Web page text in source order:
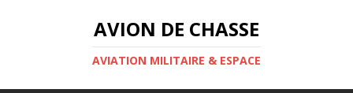
AVION DE CHASSE
AVIATION MILITAIRE & ESPACE